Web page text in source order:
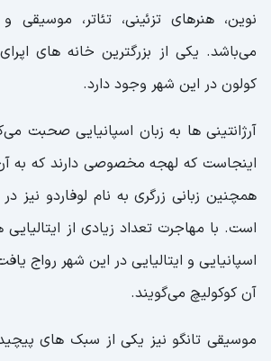
نوین، هنرهای تزئینی، تئاتر، موسیقی
می‌باشد. یکی از بزرگترین خانه های
کولون در این شهر وجود دارد.
آرژانتینی ها به زبان اسپانیایی صحبت
اینجاست که لهجه مخصوصی دارند که به
همچنین زبانی زرگری به نام لوفاردو نیز
است. با مهاجرت تعداد زیادی از ایتالیایی
اسپانیایی و ایتالیایی در این شهر رواج
آن کوکولیچ می‌گویند.
موسیقی تانگو نیز یکی از سبک های